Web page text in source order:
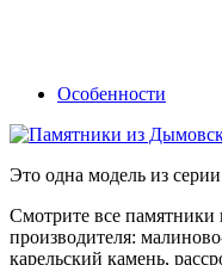
Особенности
Это одна модель из серии
Смотрите все памятники
производителя:
карельский камень,